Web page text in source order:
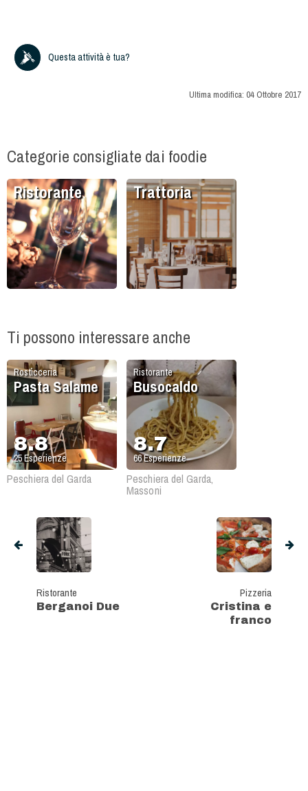
Questa attività è tua?
Ultima modifica: 04 Ottobre 2017
Categorie consigliate dai foodie
Ristorante Trattoria
Ti possono interessare anche
Rosticceria
Pasta Salame
8.8
25Esperienze
Peschiera del Garda
Ristorante
Busocaldo
8.7
66Esperienze
Peschiera del Garda,
Massoni
Ristorante
Berganoi Due
Pizzeria
Cristina e
franco